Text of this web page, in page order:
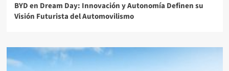
BYD en Dream Day: Innovación y Autonomía Definen su
Visión Futurista del Automovilismo